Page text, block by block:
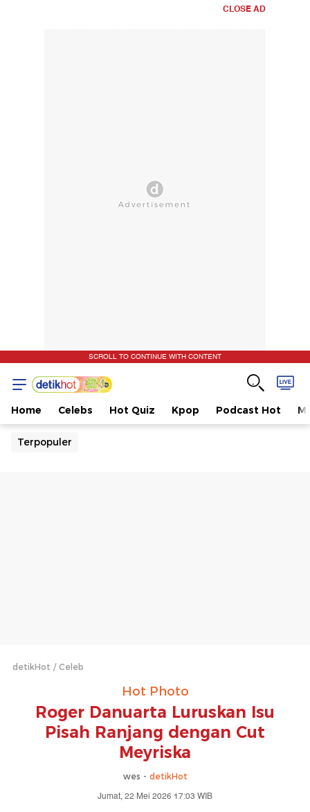
CLOSE AD
SCROLL TO CONTINUE WITH CONTENT
Home Celebs Hot Quiz Kpop Podcast Hot
Terpopuler
detikHot Celeb
Hot Photo
Roger Danuarta Luruskan Isu
Pisah Ranjang dengan Cut
Meyriska
wes - detikHot
Jumat, 22 Mei 2026 17:03 WIB